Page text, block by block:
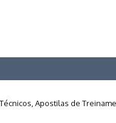
Apostilas de